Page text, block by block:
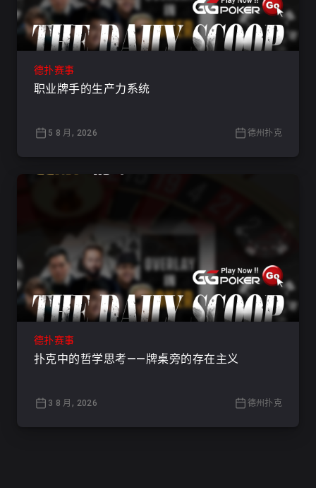
德扑赛事
职业牌手的生产力系统
5 8 月, 2026 德州扑克
德扑赛事
扑克中的哲学思考——牌桌旁的存在主义
3 8 月, 2026 德州扑克